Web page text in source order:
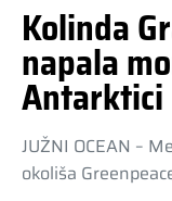
Kolinda
napala
Antarktici
JUŽNI OCEAN –
okoliša